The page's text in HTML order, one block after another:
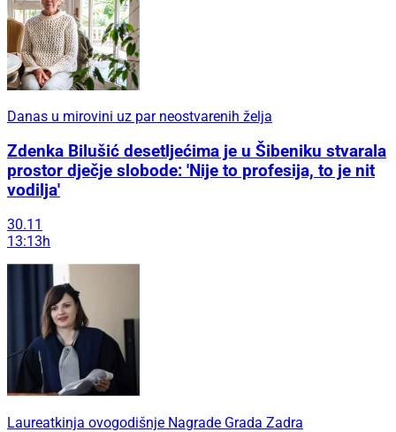
Danas u mirovini uz par neostvarenih želja
Zdenka Bilušić desetljećima je u Šibeniku stvarala
prostor dječje slobode: 'Nije to profesija, to je nit
vodilja'
30.11
13:13h
Laureatkinja ovogodišnje Nagrade Grada Zadra